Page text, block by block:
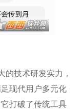
技术研发实力，
现代用户多元化
打破了传统工具